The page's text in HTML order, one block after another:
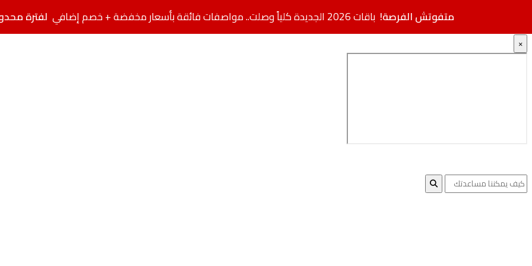
×
متفوتش الفرصة! باقات 2026 الجديدة كلياً وصلت.. مواصفات فائقة بأسعار مخفضة + خصم إضافي لفترة